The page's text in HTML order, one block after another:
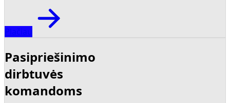
Pasipriešinimo
dirbtuvės
komandoms